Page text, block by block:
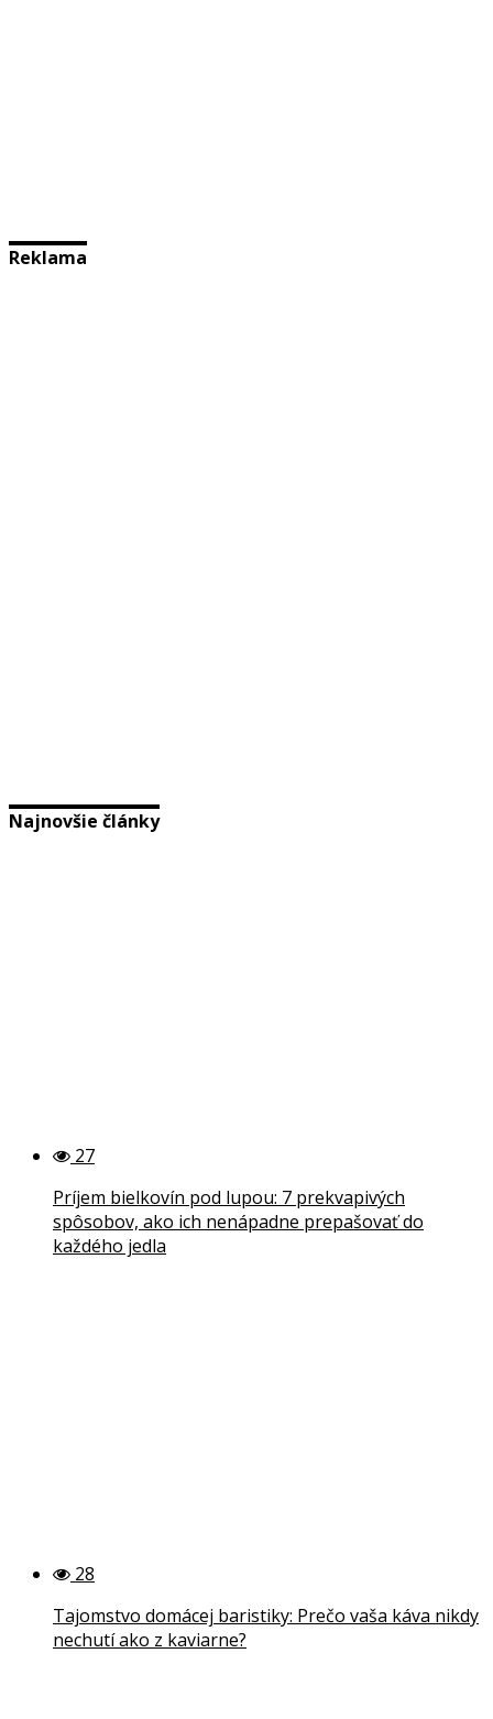
Reklama
Najnovšie články
27
Príjem bielkovín pod lupou: 7 prekvapivých
spôsobov, ako ich nenápadne prepašovať do
každého jedla
28
Tajomstvo domácej baristiky: Prečo vaša káva nikdy
nechutí ako z kaviarne?